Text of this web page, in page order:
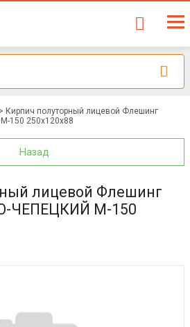
> Кирпич полуторный лицевой Флешинг
150 250x120x88
Назад
лицевой Флешинг
ЧЕПЕЦКИЙ М-150